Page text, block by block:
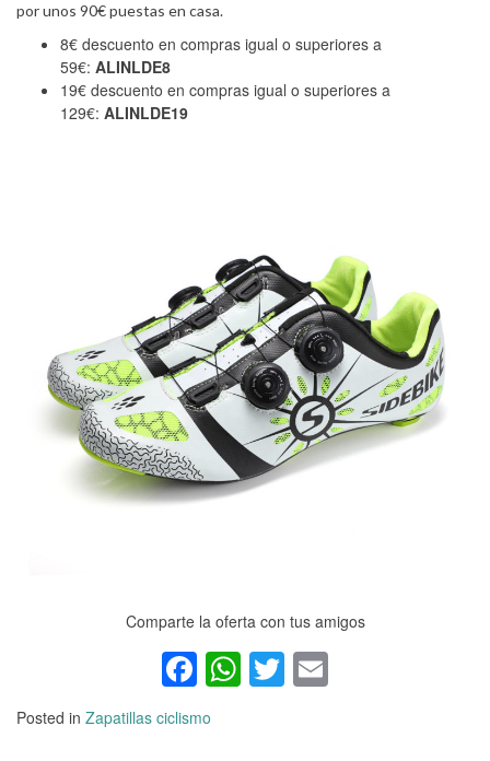
por unos 90€ puestas en casa.
8€ descuento en compras igual o superiores a
59€: ALINLDE8
19€ descuento en compras igual o superiores a
129€: ALINLDE19
Comparte la oferta con tus amigos
Facebook
WhatsApp
Twitter
Posted in Zapatillas ciclismo